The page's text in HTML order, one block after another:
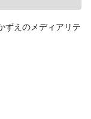
えのメディアリテ